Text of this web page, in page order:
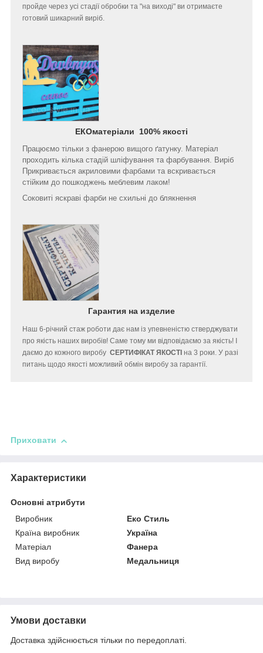
пройде через усі стадії обробки та "на виході" ви отримаєте
готовий шикарний виріб.
ЕКОматеріали 100% якості
Працюємо тільки з фанерою вищого ґатунку. Матеріал
проходить кілька стадій шліфування та фарбування. Виріб
Прикривається акриловими фарбами та вскривається
стійким до пошкоджень меблевим лаком!
Соковиті яскраві фарби не схильні до блякнення
Гарантия на изделие
Наш 6-річний стаж роботи дає нам із упевненістю стверджувати
про якість наших виробів! Саме тому ми відповідаємо за якість! І
даємо до кожного виробу СЕРТИФІКАТ ЯКОСТІ на 3 роки. У разі
питань щодо якості можливий обмін виробу за гарантії.
Приховати
Характеристики
Основні атрибути
Виробник
Еко Стиль
Країна виробник
Україна
Матеріал
Фанера
Вид виробу
Медальниця
Умови доставки
Доставка здійснюється тільки по передоплаті.